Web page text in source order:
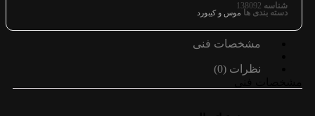
شناسه 138092
دسته بندی ها موس و کیبورد
مشخصات فنی
نظرات (0)